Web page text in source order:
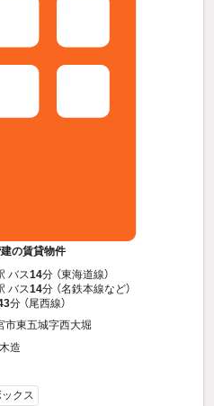
の賃貸物件
バス14分 （東海道線）
バス14分 （名鉄本線など）
分 （尾西線）
市東五城字西大堀
造
クス